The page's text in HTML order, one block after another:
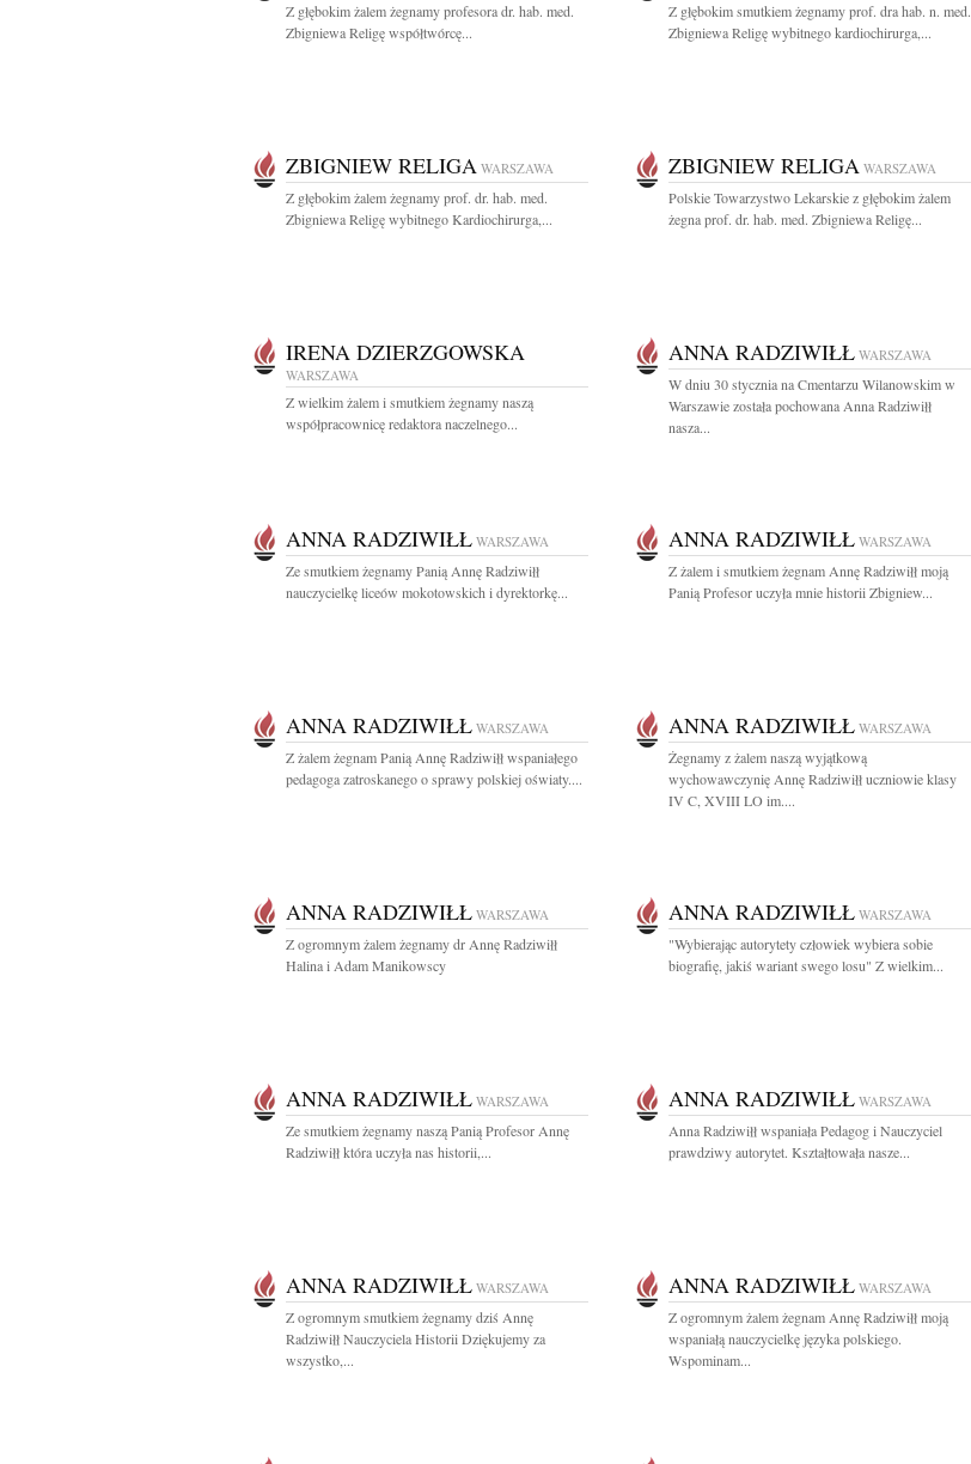
Z głębokim żalem żegnamy profesora dr. hab. med.
Zbigniewa Religę współtwórcę...
Z głębokim smutkiem żegnamy prof. dra hab. n. med.
Zbigniewa Religę wybitnego kardiochirurga,...
ZBIGNIEW RELIGA WARSZAWA
Z głębokim żalem żegnamy prof. dr. hab. med.
Zbigniewa Religę wybitnego Kardiochirurga,...
ZBIGNIEW RELIGA WARSZAWA
Polskie Towarzystwo Lekarskie z głębokim żalem
żegna prof. dr. hab. med. Zbigniewa Religę...
IRENA DZIERZGOWSKA
WARSZAWA
Z wielkim żalem i smutkiem żegnamy naszą
współpracownicę redaktora naczelnego...
ANNA RADZIWIŁŁ WARSZAWA
W dniu 30 stycznia na Cmentarzu Wilanowskim w
Warszawie została pochowana Anna Radziwiłł
nasza...
ANNA RADZIWIŁŁ WARSZAWA
Ze smutkiem żegnamy Panią Annę Radziwiłł
nauczycielkę liceów mokotowskich i dyrektorkę...
ANNA RADZIWIŁŁ WARSZAWA
Z żalem i smutkiem żegnam Annę Radziwiłł moją
Panią Profesor uczyła mnie historii Zbigniew...
ANNA RADZIWIŁŁ WARSZAWA
Z żalem żegnam Panią Annę Radziwiłł wspaniałego
pedagoga zatroskanego o sprawy polskiej oświaty....
ANNA RADZIWIŁŁ WARSZAWA
Żegnamy z żalem naszą wyjątkową
wychowawczynię Annę Radziwiłł uczniowie klasy
IV C, XVIII LO im....
ANNA RADZIWIŁŁ WARSZAWA
Z ogromnym żalem żegnamy dr Annę Radziwiłł
Halina i Adam Manikowscy
ANNA RADZIWIŁŁ WARSZAWA
"Wybierając autorytety człowiek wybiera sobie
biografię, jakiś wariant swego losu" Z wielkim...
ANNA RADZIWIŁŁ WARSZAWA
Ze smutkiem żegnamy naszą Panią Profesor Annę
Radziwiłł która uczyła nas historii,...
ANNA RADZIWIŁŁ WARSZAWA
Anna Radziwiłł wspaniała Pedagog i Nauczyciel
prawdziwy autorytet. Kształtowała nasze...
ANNA RADZIWIŁŁ WARSZAWA
Z ogromnym smutkiem żegnamy dziś Annę
Radziwiłł Nauczyciela Historii Dziękujemy za
wszystko,...
ANNA RADZIWIŁŁ WARSZAWA
Z ogromnym żalem żegnam Annę Radziwiłł moją
wspaniałą nauczycielkę języka polskiego.
Wspominam...